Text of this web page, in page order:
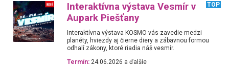
Interaktívna výstava Vesmír v
Aupark Piešťany
TOP
Interaktívna výstava KOSMO vás zavedie medzi
planéty, hviezdy aj čierne diery a zábavnou formou
odhalí zákony, ktoré riadia náš vesmír.
Termín: 24.06.2026 a ďalšie